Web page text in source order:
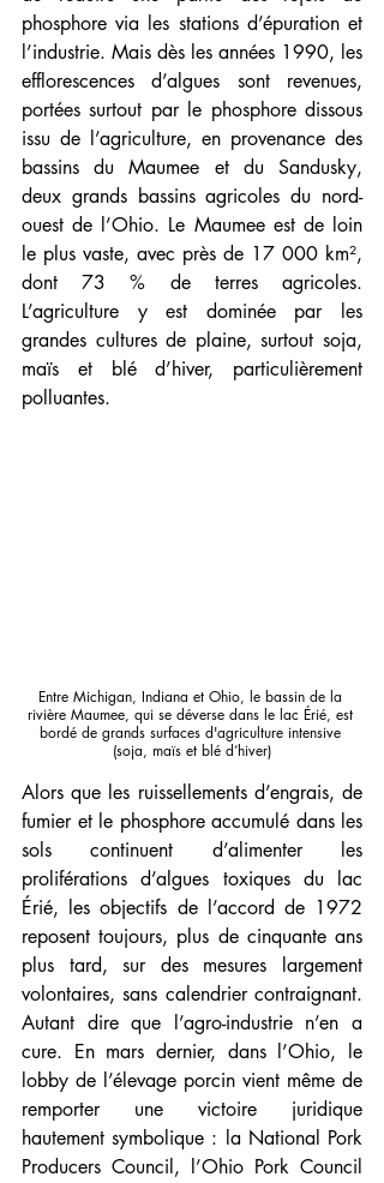
phosphore via les stations d’épuration et
l’industrie. Mais dès les années 1990, les
efflorescences d’algues sont revenues,
portées surtout par le phosphore dissous
issu de l’agriculture, en provenance des
bassins du Maumee et du Sandusky,
deux grands bassins agricoles du nord-
ouest de l’Ohio. Le Maumee est de loin
le plus vaste, avec près de 17 000 km²,
dont 73 % de terres agricoles.
L’agriculture y est dominée par les
grandes cultures de plaine, surtout soja,
maïs et blé d’hiver, particulièrement
polluantes.
Entre Michigan, Indiana et Ohio, le bassin de la
rivière Maumee, qui se déverse dans le lac Érié, est
bordé de grands surfaces d'agriculture intensive
(soja, maïs et blé d’hiver)
Alors que les ruissellements d’engrais, de
fumier et le phosphore accumulé dans les
sols continuent d’alimenter les
proliférations d’algues toxiques du lac
Érié, les objectifs de l’accord de 1972
reposent toujours, plus de cinquante ans
plus tard, sur des mesures largement
volontaires, sans calendrier contraignant.
Autant dire que l’agro-industrie n’en a
cure. En mars dernier, dans l’Ohio, le
lobby de l’élevage porcin vient même de
remporter une victoire juridique
hautement symbolique : la National Pork
Producers Council, l’Ohio Pork Council